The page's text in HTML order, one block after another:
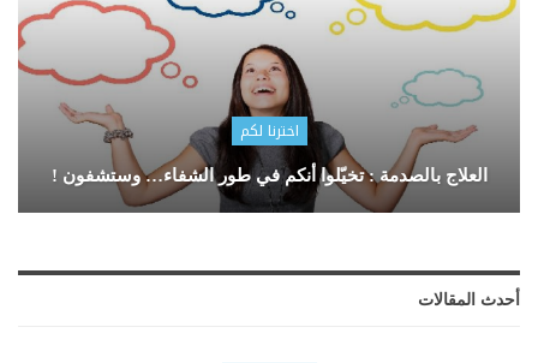
اخترنا لكم
العلاج بالصدمة : تخيّلوا أنكم في طور الشفاء… وستشفون !
أحدث المقالات